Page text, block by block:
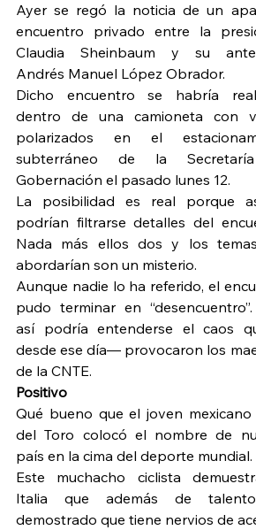
Ayer se regó la noticia de un
encuentro privado entre la
Claudia Sheinbaum y su
Andrés Manuel López Obrador.
Dicho encuentro se habría
dentro de una camioneta con
polarizados en el
subterráneo de la
Gobernación el pasado lunes 12.
La posibilidad es real porque
podrían filtrarse detalles del
Nada más ellos dos y los
abordarían son un misterio.
Aunque nadie lo ha referido, el
pudo terminar en
así podría entenderse el caos
desde ese día— provocaron los
de la CNTE.
Positivo
Qué bueno que el joven mexicano
del Toro colocó el nombre de
país en la cima del deporte mundial.
Este muchacho ciclista
Italia que además de
demostrado que tiene nervios de